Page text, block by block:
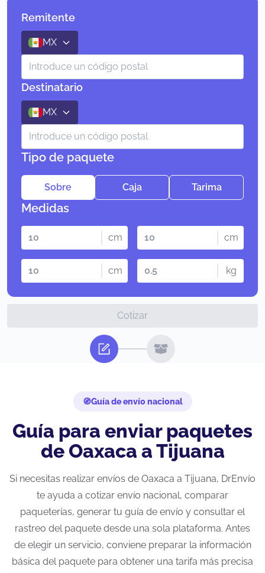
Remitente
MX
Destinatario
MX
Tipo de paquete
Sobre Caja Tarima
Medidas
cm cm
cm kg
Cotizar
Guía de envío nacional
Guía para enviar paquetes
de Oaxaca a Tijuana
Si necesitas realizar envíos de Oaxaca a Tijuana, DrEnvío
te ayuda a cotizar envío nacional, comparar
paqueterías, generar tu guía de envío y consultar el
rastreo del paquete desde una sola plataforma. Antes
de elegir un servicio, conviene preparar la información
básica del paquete para obtener una tarifa más precisa